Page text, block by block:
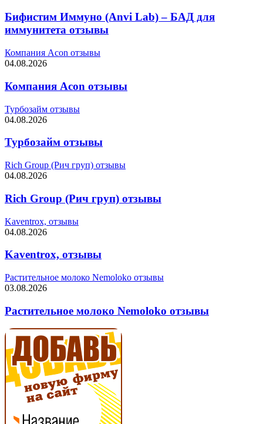
Бифистим Иммуно (Anvi Lab) – БАД для
иммунитета отзывы
Компания Acon отзывы
04.08.2026
Компания Acon отзывы
Турбозайм отзывы
04.08.2026
Турбозайм отзывы
Rich Group (Рич груп) отзывы
04.08.2026
Rich Group (Рич груп) отзывы
Kaventrox, отзывы
04.08.2026
Kaventrox, отзывы
Растительное молоко Nemoloko отзывы
03.08.2026
Растительное молоко Nemoloko отзывы